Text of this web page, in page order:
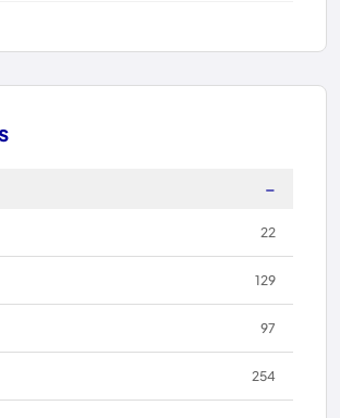
−
22
129
97
254